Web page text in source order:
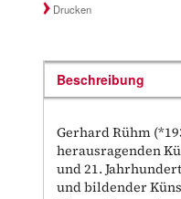
Drucken
Beschreibung
Gerhard Rühm
herausragenden
und 21.
und bildender